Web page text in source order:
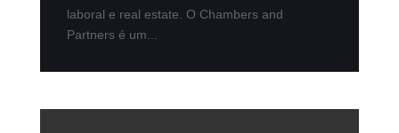
laboral e real estate. O Chambers and
Partners é um...